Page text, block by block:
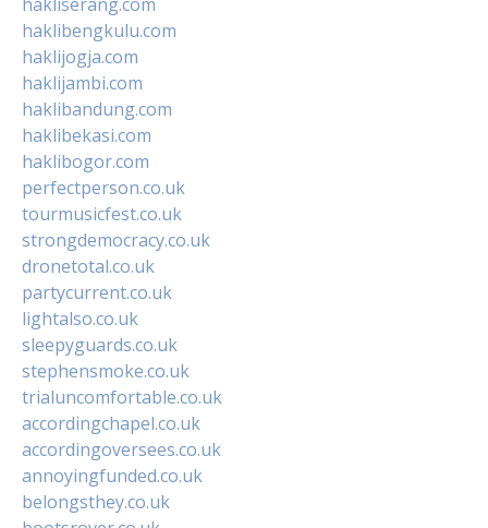
haklibengkulu.com
haklijogja.com
haklijambi.com
haklibandung.com
haklibekasi.com
haklibogor.com
perfectperson.co.uk
tourmusicfest.co.uk
strongdemocracy.co.uk
dronetotal.co.uk
partycurrent.co.uk
lightalso.co.uk
sleepyguards.co.uk
stephensmoke.co.uk
trialuncomfortable.co.uk
accordingchapel.co.uk
accordingoversees.co.uk
annoyingfunded.co.uk
belongsthey.co.uk